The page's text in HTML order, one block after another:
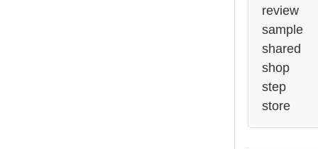
review
sample
shared
shop
step
store